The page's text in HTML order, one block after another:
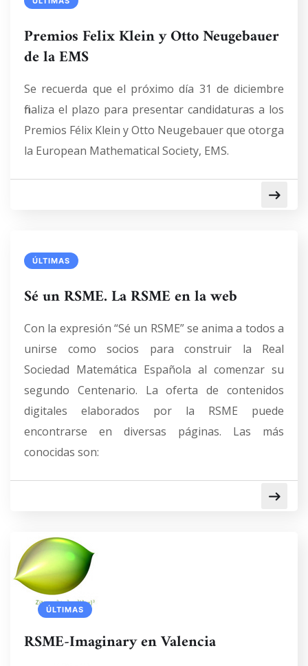
Premios Felix Klein y Otto Neugebauer
de la EMS
Se recuerda que el próximo día 31 de diciembre
finaliza el plazo para presentar candidaturas a los
Premios Félix Klein y Otto Neugebauer que otorga
la European Mathematical Society, EMS.
ÚLTIMAS
Sé un RSME. La RSME en la web
Con la expresión “Sé un RSME” se anima a todos a
unirse como socios para construir la Real
Sociedad Matemática Española al comenzar su
segundo Centenario. La oferta de contenidos
digitales elaborados por la RSME puede
encontrarse en diversas páginas. Las más
conocidas son:
ÚLTIMAS
RSME-Imaginary en Valencia